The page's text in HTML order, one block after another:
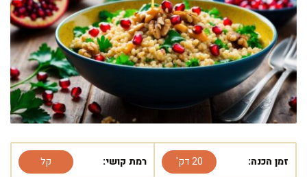
זמן הכנה: 20 דק' רמת קושי: קל